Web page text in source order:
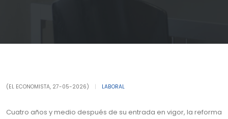
(EL ECONOMISTA, 27-05-2026) LABORAL
Cuatro años y medio después de su entrada en vigor, la reforma